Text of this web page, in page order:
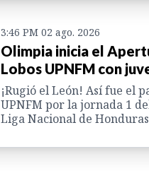
3:46 PM 02 ago. 2026
Olimpia inicia el
Lobos UPNFM con
¡Rugió el León! Así fue el
UPNFM por la jornada 1
Liga Nacional de